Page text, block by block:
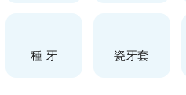
種 牙 瓷牙套